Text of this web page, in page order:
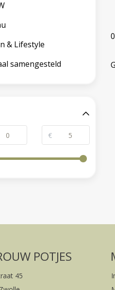
& Lifestyle
samengesteld
€
POTJES
45